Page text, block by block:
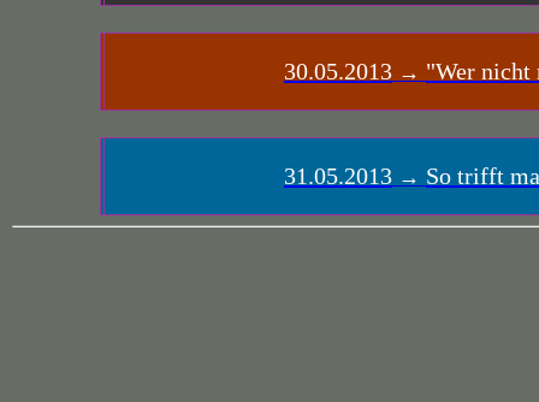
30.05.2013 → "Wer nicht
31.05.2013 → So trifft